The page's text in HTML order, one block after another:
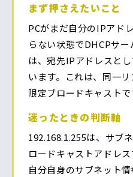
まず押さえたいこと
PCがまだ自分のIPアド
らない状態でDHCPサ
は、宛先IPアドレスと
います。これは、同一
限定ブロードキャストで
迷ったときの判断軸
192.168.1.255は、サブ
ロードキャストアドレ
自分自身のサブネット